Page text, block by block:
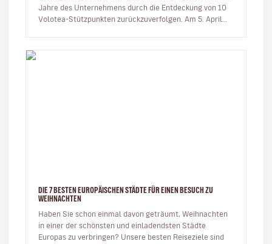
Jahre des Unternehmens durch die Entdeckung von 10
Volotea-Stützpunkten zurückzuverfolgen. Am 5. April
DIE 7 BESTEN EUROPÄISCHEN STÄDTE FÜR EINEN BESUCH ZU
WEIHNACHTEN
Haben Sie schon einmal davon geträumt, Weihnachten
in einer der schönsten und einladendsten Städte
Europas zu verbringen? Unsere besten Reiseziele sind